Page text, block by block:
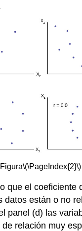
Figura\(\PageIndex{2}\)
que el coeficiente
datos están o no
panel (d) las
relación muy